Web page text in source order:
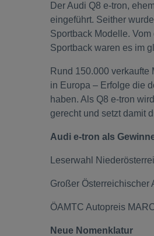
Der Audi Q8 e-tron,
eingeführt. Seither
Sportback Modelle.
Sportback waren es im
Rund 150.000
in Europa – Erfolge die
haben. Als Q8 e-tron
gerecht und setzt damit
Audi e-tron als
Leserwahl
Großer Österreichischer
ÖAMTC Autopreis
Neue Nomenklatur